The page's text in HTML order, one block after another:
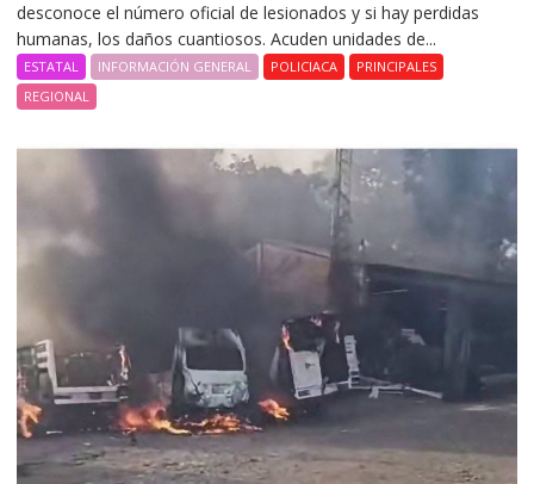
desconoce el número oficial de lesionados y si hay perdidas
humanas, los daños cuantiosos. Acuden unidades de...
ESTATAL INFORMACIÓN GENERAL POLICIACA
PRINCIPALES
REGIONAL